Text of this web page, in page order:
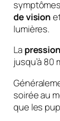
de vision
lumières.
La
jusqu’à 80
soirée au
que les